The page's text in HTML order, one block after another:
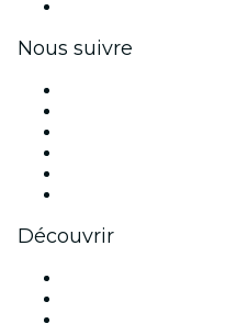
Nous suivre
Découvrir